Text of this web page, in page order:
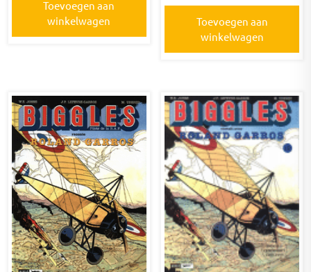
Toevoegen aan
winkelwagen
Toevoegen aan
winkelwagen